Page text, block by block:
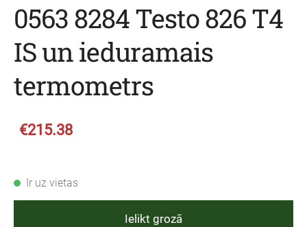
0563 8284 Testo 826 T4
IS un ieduramais
termometrs
€215.38
Ir uz vietas
Ielikt grozā